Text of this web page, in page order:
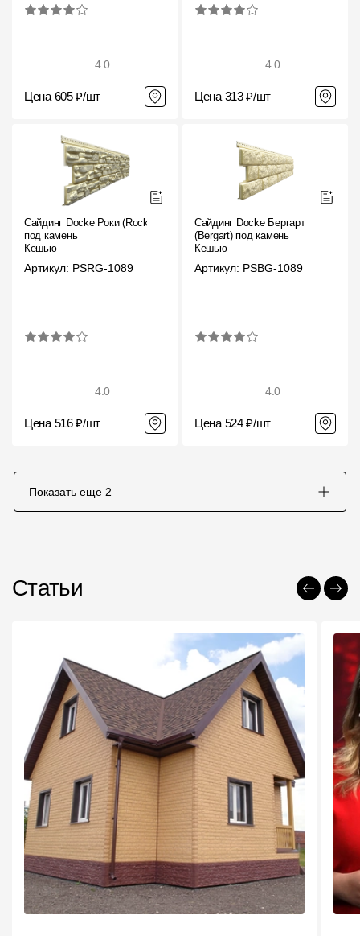
4.0
Цена 605 ₽/шт
4.0
Цена 313 ₽/шт
Сайдинг Docke Роки (Rocky)
под камень
Кешью
Артикул: PSRG-1089
4.0
Цена 516 ₽/шт
Сайдинг Docke Бергарт
(Bergart) под камень
Кешью
Артикул: PSBG-1089
4.0
Цена 524 ₽/шт
Показать еще 2
Статьи